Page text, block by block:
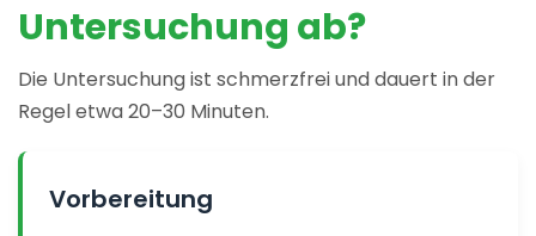
Untersuchung ab?
Die Untersuchung ist schmerzfrei und dauert in der
Regel etwa 20–30 Minuten.
Vorbereitung